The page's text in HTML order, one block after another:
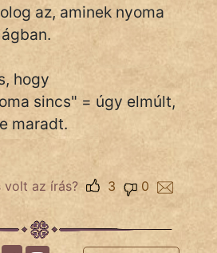
az, aminek nyoma
hogy
sincs" = úgy elmúlt,
maradt.
volt az írás? 0
3